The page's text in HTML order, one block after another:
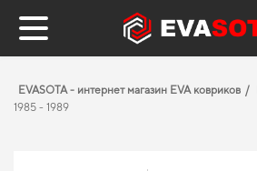
EVASOTA - интернет магазин EVA ковриков
1985 - 1989